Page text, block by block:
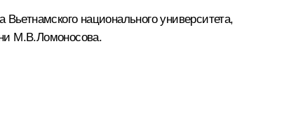
национального университета,
М.В.Ломоносова.